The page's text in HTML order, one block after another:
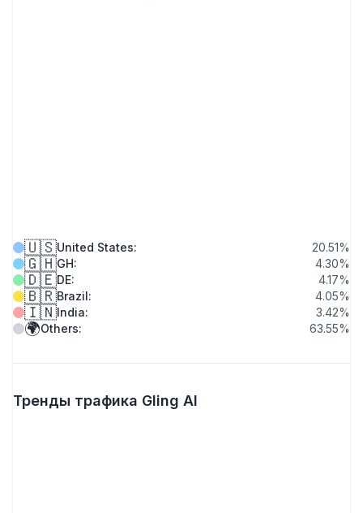
🇺🇸United States: 20.51%
🇬🇭GH: 4.30%
🇩🇪DE: 4.17%
🇧🇷Brazil: 4.05%
🇮🇳India: 3.42%
🌍Others: 63.55%
Тренды трафика Gling AI